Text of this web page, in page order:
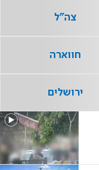
צה"ל
חווארה
ירושלים